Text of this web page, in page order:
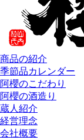
商品の紹介
季節品カレンダー
阿櫻のこだわり
阿櫻の酒造り
蔵人紹介
経営理念
会社概要